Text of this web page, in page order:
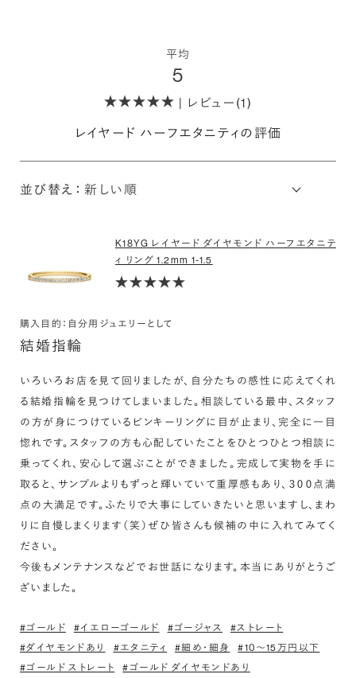
平均
5
| レビュー(1)
レイヤード ハーフエタニティの評価
並び替え：
K18YG レイヤード ダイヤモンド ハーフエタニテ
ィ リング 1.2mm 1-1.5
購入目的：自分用ジュエリーとして
結婚指輪
いろいろお店を見て回りましたが、自分たちの感性に応えてくれ
る結婚指輪を見つけてしまいました。相談している最中、スタッフ
の方が身につけているピンキーリングに目が止まり、完全に一目
惚れです。スタッフの方も心配していたことをひとつひとつ相談に
乗ってくれ、安心して選ぶことができました。完成して実物を手に
取ると、サンプルよりもずっと輝いていて重厚感もあり、３００点満
点の大満足です。ふたりで大事にしていきたいと思いますし、まわ
りに自慢しまくります（笑）ぜひ皆さんも候補の中に入れてみてく
ださい。
今後もメンテナンスなどでお世話になります。本当にありがとうご
ざいました。
#ゴールド #イエローゴールド #ゴージャス
#ストレート
#ダイヤモンドあり
#エタニティ #細め・細身
#10〜15万円以下
#ゴールド ストレート
#ゴールド ダイヤモンドあり